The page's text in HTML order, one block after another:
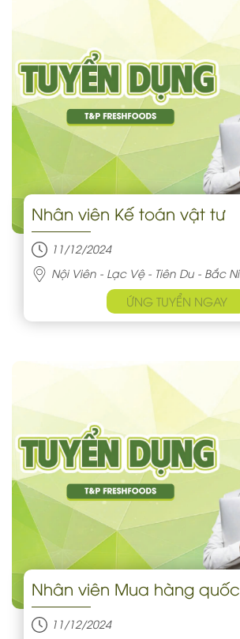
Nhân viên Kế toán vật tư
11/12/2024
Nội Viên - Lạc Vệ - Tiên Du - Bắc
ỨNG TUYỂN NGAY
Nhân viên Mua hàng
11/12/2024